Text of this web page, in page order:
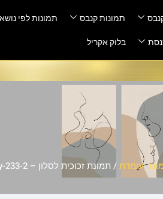
תמונות קנבס תמונות לפי נושא
בלוק אקריל
עומדת/ תמונת זכוכית לסלון – any-233-2